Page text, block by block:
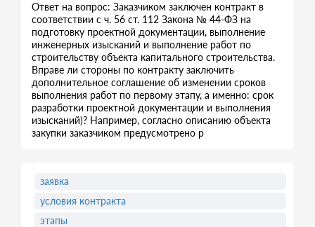
Ответ на вопрос: Заказчиком заключен контракт в
соответствии с ч. 56 ст. 112 Закона № 44-ФЗ на
подготовку проектной документации, выполнение
инженерных изысканий и выполнение работ по
строительству объекта капитального строительства.
Вправе ли стороны по контракту заключить
дополнительное соглашение об изменении сроков
выполнения работ по первому этапу, а именно: срок
разработки проектной документации и выполнения
изысканий)? Например, согласно описанию объекта
закупки заказчиком предусмотрено р
заявка
условия контракта
этапы